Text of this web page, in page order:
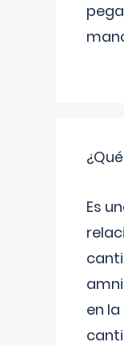
Es
en